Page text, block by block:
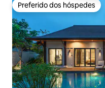
Preferido dos hóspedes
Preferido dos hóspedes